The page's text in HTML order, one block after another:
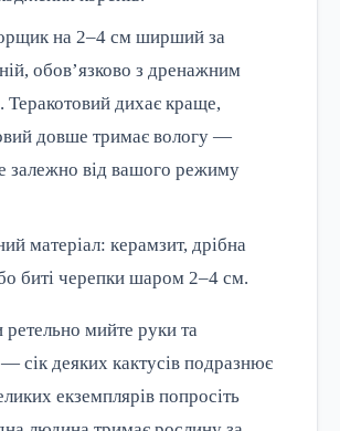
на 2–4 см ширший за
обов’язково з дренажним
Теракотовий дихає краще,
довше тримає вологу —
залежно від вашого режиму
матеріал: керамзит, дрібна
биті черепки шаром 2–4 см.
ретельно мийте руки та
сік деяких кактусів подразнює
екземплярів попросіть